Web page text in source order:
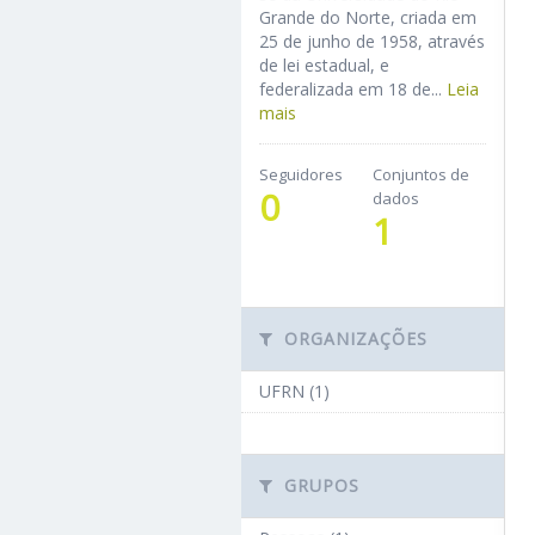
Grande do Norte, criada em
25 de junho de 1958, através
de lei estadual, e
federalizada em 18 de... Leia
mais
Seguidores
0
Conjuntos de
dados
1
ORGANIZAÇÕES
UFRN (1)
GRUPOS